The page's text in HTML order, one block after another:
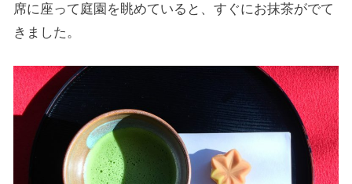
席に座って庭園を眺めていると、すぐにお抹茶がでて
きました。